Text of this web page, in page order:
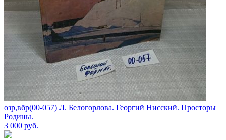
озр,вбр(00-057) Л. Белогорлова. Георгий Нисский. Просторы
Родины.
3 000 руб.